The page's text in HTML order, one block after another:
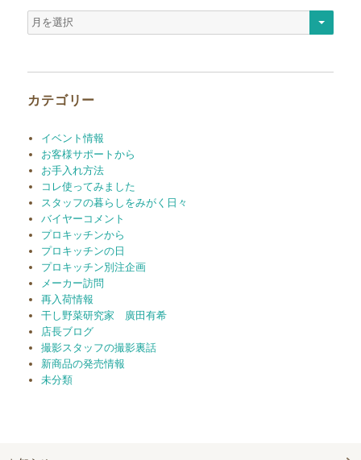
ア
ー
カテゴリー
イベント情報
お客様サポートから
お手入れ方法
コレ使ってみました
スタッフの暮らしをみがく日々
バイヤーコメント
プロキッチンから
プロキッチンの日
プロキッチン別注企画
メーカー訪問
再入荷情報
干し野菜研究家 廣田有希
店長ブログ
撮影スタッフの撮影裏話
新商品の発売情報
未分類